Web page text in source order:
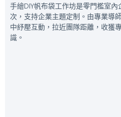
手繪DIY帆布袋工作坊是零門檻室
次，支持企業主題定制。由專業導
中紓壓互動，拉近團隊距離，收獲
識。